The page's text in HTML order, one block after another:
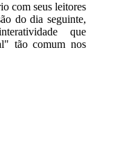
com seus leitores
do dia seguinte,
que
tão comum nos